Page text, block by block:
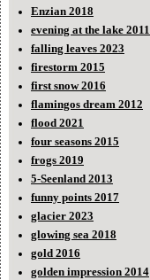
Enzian 2018
evening at the lake 2011
falling leaves 2023
firestorm 2015
first snow 2016
flamingos dream 2012
flood 2021
four seasons 2015
frogs 2019
5-Seenland 2013
funny points 2017
glacier 2023
glowing sea 2018
gold 2016
golden impression 2014